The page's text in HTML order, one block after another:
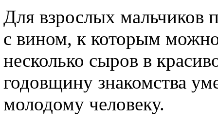
Для взрослых мальчиков
с вином, к которым
несколько сыров в
годовщину знакомства
молодому человеку.